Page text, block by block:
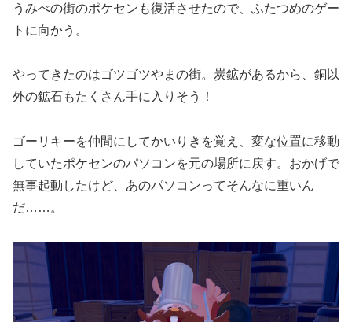
うみべの街のポケセンも復活させたので、ふたつめのゲー
トに向かう。
やってきたのはゴツゴツやまの街。炭鉱があるから、銅以
外の鉱石もたくさん手に入りそう！
ゴーリキーを仲間にしてかいりきを覚え、変な位置に移動
していたポケセンのパソコンを元の場所に戻す。おかげで
無事起動したけど、あのパソコンってそんなに重いん
だ……。